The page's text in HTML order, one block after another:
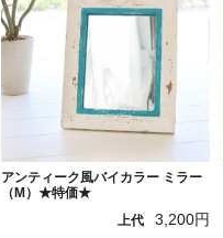
アンティーク風バイカラー ミラー
（M）★特価★
上代
3,200円